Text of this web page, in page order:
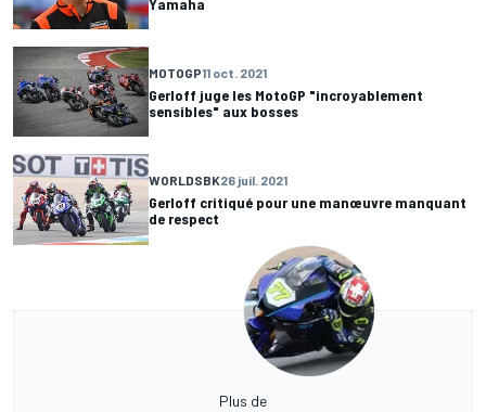
MOTOGP11 oct. 2021
Gerloff juge les MotoGP "incroyablement
sensibles" aux bosses
WORLDSBK26 juil. 2021
Gerloff critiqué pour une manœuvre manquant
de respect
Plus de